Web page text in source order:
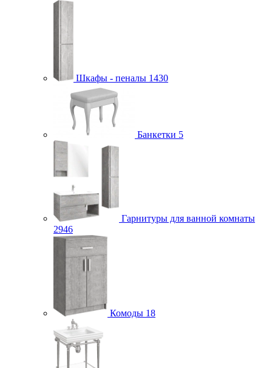
Шкафы - пеналы 1430
Банкетки 5
Гарнитуры для ванной комнаты
2946
Комоды 18